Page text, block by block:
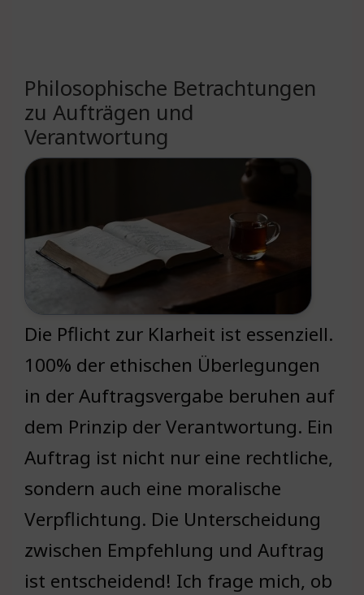
Philosophische Betrachtungen
zu Aufträgen und
Verantwortung
Die Pflicht zur Klarheit ist essenziell.
100% der ethischen Überlegungen
in der Auftragsvergabe beruhen auf
dem Prinzip der Verantwortung. Ein
Auftrag ist nicht nur eine rechtliche,
sondern auch eine moralische
Verpflichtung. Die Unterscheidung
zwischen Empfehlung und Auftrag
ist entscheidend! Ich frage mich, ob